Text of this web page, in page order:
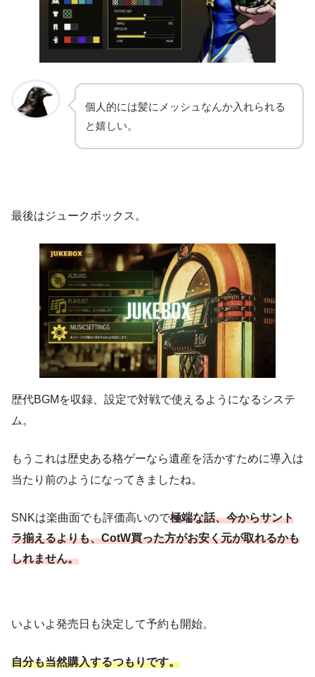
個人的には髪にメッシュなんか入れられる
と嬉しい。
最後はジュークボックス。
歴代BGMを収録、設定で対戦で使えるようになるシステ
ム。
もうこれは歴史ある格ゲーなら遺産を活かすために導入は
当たり前のようになってきましたね。
SNKは楽曲面でも評価高いので極端な話、今からサント
ラ揃えるよりも、CotW買った方がお安く元が取れるかも
しれません。
いよいよ発売日も決定して予約も開始。
自分も当然購入するつもりです。